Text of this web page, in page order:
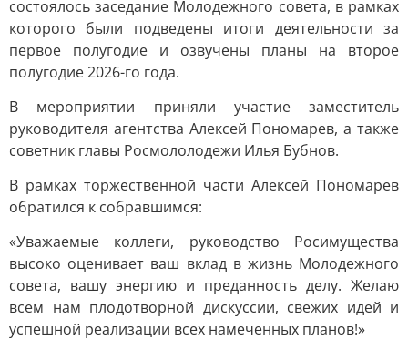
состоялось заседание Молодежного совета, в рамках
которого были подведены итоги деятельности за
первое полугодие и озвучены планы на второе
полугодие 2026-го года.
В мероприятии приняли участие заместитель
руководителя агентства Алексей Пономарев, а также
советник главы Росмололодежи Илья Бубнов.
В рамках торжественной части Алексей Пономарев
обратился к собравшимся:
«Уважаемые коллеги, руководство Росимущества
высоко оценивает ваш вклад в жизнь Молодежного
совета, вашу энергию и преданность делу. Желаю
всем нам плодотворной дискуссии, свежих идей и
успешной реализации всех намеченных планов!»